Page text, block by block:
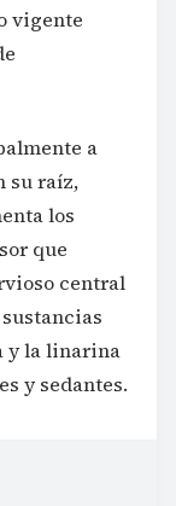
vigente
a
su raíz,
los
que
central
y la linarina
y sedantes.